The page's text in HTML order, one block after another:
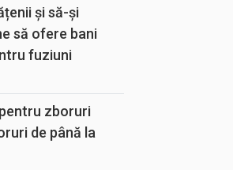
și să-și
să ofere bani
fuziuni
zboruri
de până la